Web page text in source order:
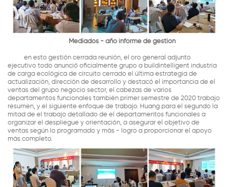
Mediados - año informe de gestión
en esto gestión cerrada reunión, el oro general adjunto
ejecutivo todo anunció oficialmente grupo a buildintelligent industria
de carga ecológica de circuito cerrado el última estrategia de
actualización, dirección de desarrollo y destacó el importancia de el
ventas del grupo negocio sector, el cabezas de varios
departamentos funcionales también primer semestre de 2020 trabajo
resumen, y el siguiente enfoque de trabajo. Huang para el segundo la
mitad de el trabajo detallado de el departamentos funcionales a
organizar el despliegue y orientación, a asegurar el objetivo de
ventas según lo programado y más - logro a proporcionar el apoyo
más completo.